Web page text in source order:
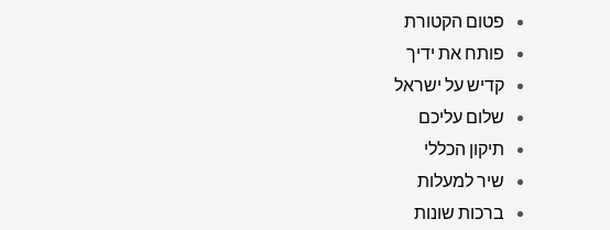
פטום הקטורת
פותח את ידיך
קדיש על ישראל
שלום עליכם
תיקון הכללי
שיר למעלות
ברכות שונות